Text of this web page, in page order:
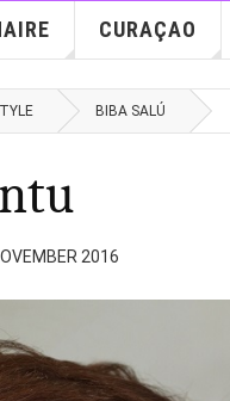
CURAÇAO
BIBA SALÚ
2016